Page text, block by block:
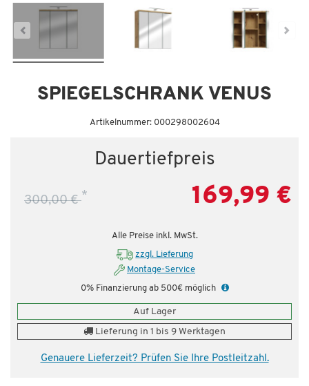
SPIEGELSCHRANK VENUS
Artikelnummer: 000298002604
Dauertiefpreis
300,00 €* 169,99 €
Alle Preise inkl. MwSt.
zzgl. Lieferung
Montage-Service
0% Finanzierung ab 500€ möglich
Auf Lager
Lieferung in 1 bis 9 Werktagen
Genauere Lieferzeit? Prüfen Sie Ihre Postleitzahl.